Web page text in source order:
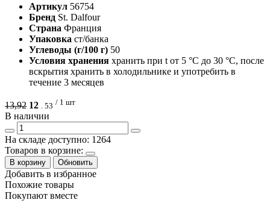
Артикул 56754
Бренд St. Dalfour
Страна Франция
Упаковка ст/банка
Углеводы (г/100 г) 50
Условия хранения хранить при t от 5 °C до 30 °C, после
вскрытия хранить в холодильнике и употребить в
течение 3 месяцев
13,92 12 . 53 / 1 шт
В наличии
На складе доступно: 1264
Товаров в корзине:
В корзину Обновить
Добавить в избранное
Похожие товары
Покупают вместе